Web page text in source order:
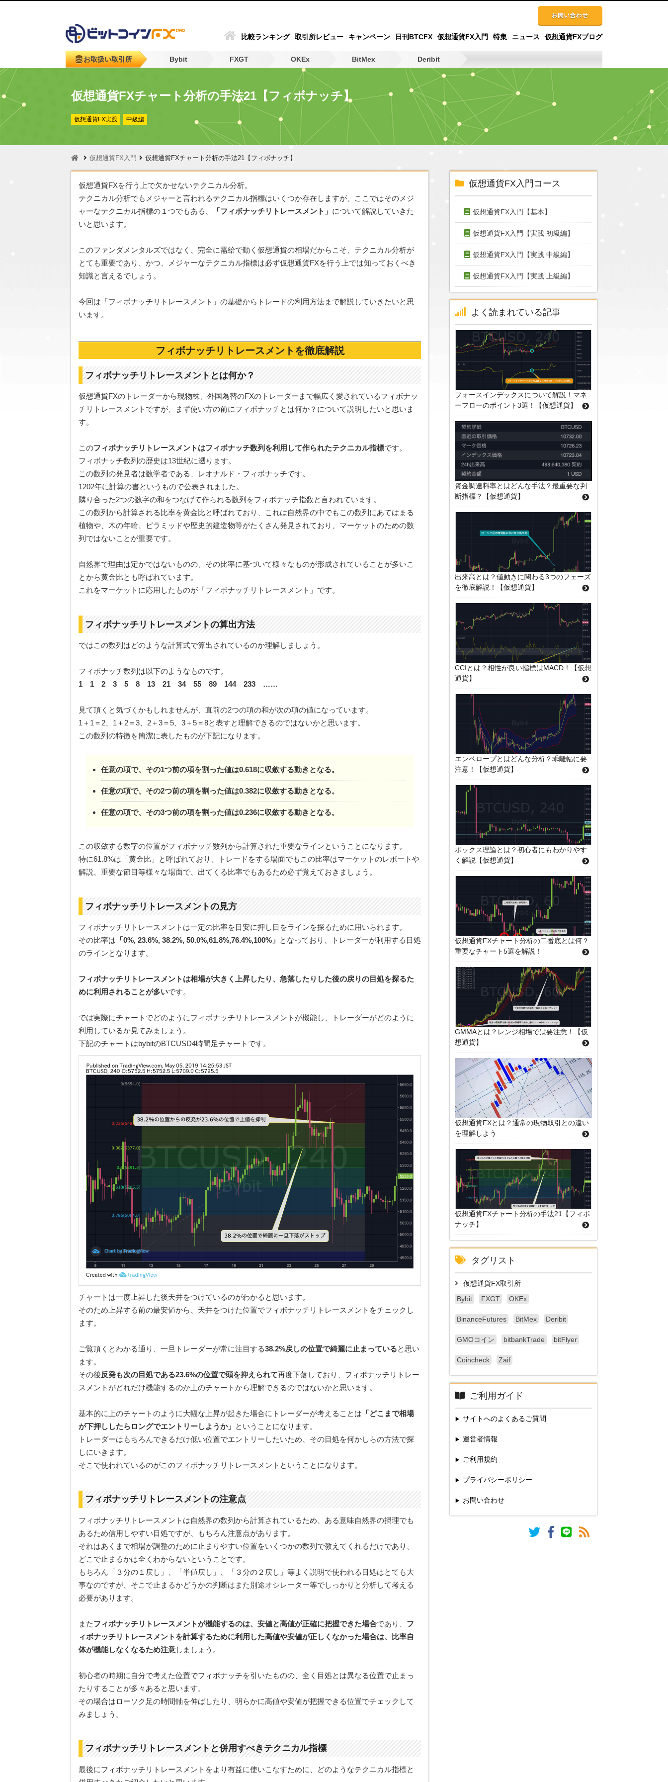
比較ランキング 取引所レビュー キャンペーン 日刊BTCFX 仮想通貨FX入門 特集 ニュース 仮想通貨FXブログ
お取扱い取引所 Bybit FXGT OKEx BitMex Deribit
仮想通貨FXチャート分析の手法21【フィボナッチ】
仮想通貨FX実践 中級編
仮想通貨FX入門 仮想通貨FXチャート分析の手法21【フィボナッチ】
仮想通貨FXを行う上で欠かせないテクニカル分析。
テクニカル分析でもメジャーと言われるテクニカル指標はいくつか存在しますが、ここではそのメジ
ャーなテクニカル指標の１つでもある、
「フィボナッチリトレースメント」 について解説していきた
いと思います。
このファンダメンタルズではなく、完全に需給で動く仮想通貨の相場だからこそ、テクニカル分析が
とても重要であり、かつ、メジャーなテクニカル指標は必ず仮想通貨FXを行う上では知っておくべき
知識と言えるでしょう。
今回は「フィボナッチリトレースメント」の基礎からトレードの利用方法まで解説していきたいと思
います。
フィボナッチリトレースメントを徹底解説
フィボナッチリトレースメントとは何か？
仮想通貨FXのトレーダーから現物株、外国為替のFXのトレーダーまで幅広く愛されているフィボナッ
チリトレースメントですが、まず使い方の前にフィボナッチとは何か？について説明したいと思いま
す。
このフィボナッチリトレースメントはフィボナッチ数列を利用して作られたテクニカル指標です。
フィボナッチ数列の歴史は13世紀に遡ります。
この数列の発見者は数学者である、レオナルド・フィボナッチです。
1202年に計算の書というもので公表されました。
隣り合った2つの数字の和をつなげて作られる数列をフィボナッチ指数と言われています。
この数列から計算される比率を黄金比と呼ばれており、これは自然界の中でもこの数列にあてはまる
植物や、木の年輪、ピラミッドや歴史的建造物等がたくさん発見されており、マーケットのための数
列ではないことが重要です。
自然界で理由は定かではないものの、その比率に基づいて様々なものが形成されていることが多いこ
とから黄金比とも呼ばれています。
これをマーケットに応用したものが「フィボナッチリトレースメント」です。
フィボナッチリトレースメントの算出方法
ではこの数列はどのような計算式で算出されているのか理解しましょう。
フィボナッチ数列は以下のようなものです。
1 1 2 3 5 8 13 21 34 55 89 144 233 ……
見て頂くと気づくかもしれませんが、直前の2つの項の和が次の項の値になっています。
1＋1＝2、1＋2＝3、2＋3＝5、3＋5＝8と表すと理解できるのではないかと思います。
この数列の特徴を簡潔に表したものが下記になります。
任意の項で、その1つ前の項を割った値は0.618に収斂する動きとなる。
任意の項で、その2つ前の項を割った値は0.382に収斂する動きとなる。
任意の項で、その3つ前の項を割った値は0.236に収斂する動きとなる。
この収斂する数字の位置がフィボナッチ数列から計算された重要なラインということになります。
特に61.8%は「黄金比」と呼ばれており、トレードをする場面でもこの比率はマーケットのレポートや
解説、重要な節目等様々な場面で、出てくる比率でもあるため必ず覚えておきましょう。
フィボナッチリトレースメントの見方
フィボナッチリトレースメントは一定の比率を目安に押し目をラインを探るために用いられます。
その比率は 「0%, 23.6%, 38.2%, 50.0%,61.8%,76.4%,100%」 となっており、トレーダーが利用する目処
のラインとなります。
フィボナッチリトレースメントは相場が大きく上昇したり、急落したりした後の戻りの目処を探るた
めに利用されることが多いです。
では実際にチャートでどのようにフィボナッチリトレースメントが機能し、トレーダーがどのように
利用しているか見てみましょう。
下記のチャートはbybitのBTCUSD4時間足チャートです。
チャートは一度上昇した後天井をつけているのがわかると思います。
そのため上昇する前の最安値から、天井をつけた位置でフィボナッチリトレースメントをチェックし
ます。
ご覧頂くとわかる通り、一旦トレーダーが常に注目する38.2%戻しの位置で綺麗に止まっていると思い
ます。
その後反発も次の目処である23.6%の位置で頭を抑えられて再度下落しており、フィボナッチリトレー
スメントがどれだけ機能するのか上のチャートから理解できるのではないかと思います。
基本的に上のチャートのように大幅な上昇が起きた場合にトレーダーが考えることは 「どこまで相場
が下押ししたらロングでエントリーしようか」 ということになります。
トレーダーはもちろんできるだけ低い位置でエントリーしたいため、その目処を何かしらの方法で探
しにいきます。
そこで使われているのがこのフィボナッチリトレースメントということになります。
フィボナッチリトレースメントの注意点
フィボナッチリトレースメントは自然界の数列から計算されているため、ある意味自然界の摂理でも
あるため信用しやすい目処ですが、もちろん注意点があります。
それはあくまで相場が調整のために止まりやすい位置をいくつかの数列で教えてくれるだけであり、
どこで止まるかは全くわからないということです。
もちろん「３分の１戻し」、「半値戻し」、「３分の２戻し」等よく説明で使われる目処はとても大
事なのですが、そこで止まるかどうかの判断はまた別途オシレーター等でしっかりと分析して考える
必要があります。
またフィボナッチリトレースメントが機能するのは、安値と高値が正確に把握できた場合であり、 フ
ィボナッチリトレースメントを計算するために利用した高値や安値が正しくなかった場合は、比率自
体が機能しなくなるため注意しましょう。
初心者の時期に自分で考えた位置でフィボナッチを引いたものの、全く目処とは異なる位置で止まっ
たりすることが多々あると思います。
その場合はローソク足の時間軸を伸ばしたり、明らかに高値や安値が把握できる位置でチェックして
みましょう。
フィボナッチリトレースメントと併用すべきテクニカル指標
最後にフィボナッチリトレースメントをより有益に使いこなすために、どのようなテクニカル指標と
仮想通貨FX入門コース
仮想通貨FX入門【基本】
仮想通貨FX入門【実践 初級編】
仮想通貨FX入門【実践 中級編】
仮想通貨FX入門【実践 上級編】
よく読まれている記事
フォースインデックスについて解説！マネ
ーフローのポイント3選！【仮想通貨】
資金調達料率とはどんな手法？最重要な判
断指標？【仮想通貨】
出来高とは？値動きに関わる3つのフェーズ
を徹底解説！【仮想通貨】
CCIとは？相性が良い指標はMACD！【仮想
通貨】
エンベロープとはどんな分析？乖離幅に要
注意！【仮想通貨】
ボックス理論とは？初心者にもわかりやす
く解説【仮想通貨】
仮想通貨FXチャート分析の二番底とは何？
重要なチャート5選を解説！
GMMAとは？レンジ相場では要注意！【仮
想通貨】
仮想通貨FXとは？通常の現物取引との違い
を理解しよう
仮想通貨FXチャート分析の手法21【フィボ
ナッチ】
タグリスト
仮想通貨FX取引所
Bybit
FXGT OKEx
BinanceFutures BitMex Deribit
GMOコイン bitbankTrade bitFlyer
Coincheck Zaif
ご利用ガイド
サイトへのよくあるご質問
運営者情報
ご利用規約
プライバシーポリシー
お問い合わせ